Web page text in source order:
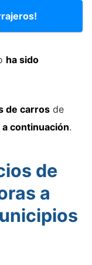
ha sido
de carros de
a continuación.
de
a